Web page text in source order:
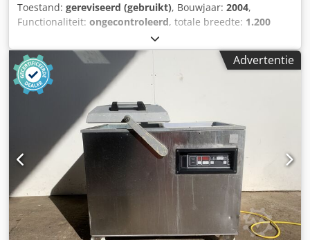
Toestand: gereviseerd (gebruikt), Bouwjaar: 2004,
Functionaliteit: ongecontroleerd, totale breedte: 1.200
5.000 mm, totale hoogte:
producthoogte (min.):850 mm, foliebreedte:420 mm,
Machine kan harde en zachte folie verwerken, kan schalen
vormen, met productbegassing, met matrijskoeling of
alleen dieptrekken. Verschillende gereedschappen 1:1; 1:2;
1:3; ook snijwarenverpakking met peelhoek mogelijk.
Geleverd met volledig gereviseerde vacuümpomp. Tevens
circa 50 rollen folie inbegrepen. Machine moet uit het
pand, daarom speciale prijs voor alles: € 3.000,00 n.o.t.k.
Dodpfsynnlcex Ahteck
Advertentie